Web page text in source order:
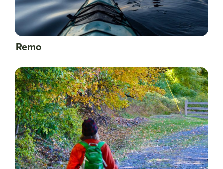
Remo